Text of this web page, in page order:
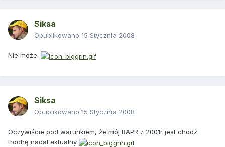
Siksa
Opublikowano 15 Stycznia 2008
Nie może.
Siksa
Opublikowano 15 Stycznia 2008
Oczywiście pod warunkiem, że mój RAPR z 2001r jest chodź
trochę nadal aktualny